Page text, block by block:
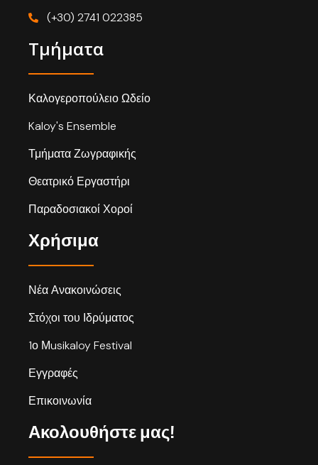
(+30) 2741 022385
Τμήματα
Καλογεροπούλειο Ωδείο
Kaloy's Ensemble
Τμήματα Ζωγραφικής
Θεατρικό Εργαστήρι
Παραδοσιακοί Χοροί
Χρήσιμα
Νέα Ανακοινώσεις
Στόχοι του Ιδρύματος
1ο Μusikaloy Festival
Εγγραφές
Επικοινωνία
Ακολουθήστε μας!